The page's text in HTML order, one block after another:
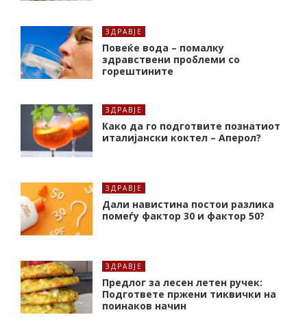
ЗДРАВЈЕ
Повеќе вода – помалку
здравствени проблеми со
горештините
ЗДРАВЈЕ
Како да го подготвите познатиот
италијански коктел – Аперол?
ЗДРАВЈЕ
Дали навистина постои разлика
помеѓу фактор 30 и фактор 50?
ЗДРАВЈЕ
Предлог за лесен летен ручек:
Подгответе пржени тиквички на
поинаков начин